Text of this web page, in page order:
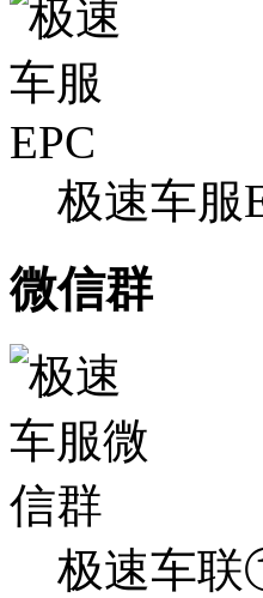
极速车服
微信群
极速车